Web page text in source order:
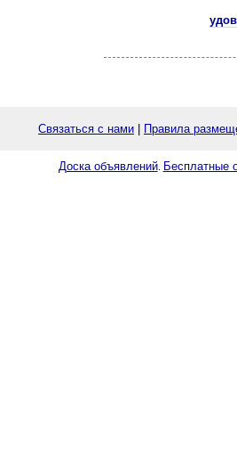
Связаться с нами Правила
Доска объявлений. Бесплатные